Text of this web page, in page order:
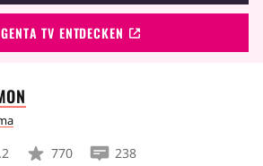
TV ENTDECKEN
770 238